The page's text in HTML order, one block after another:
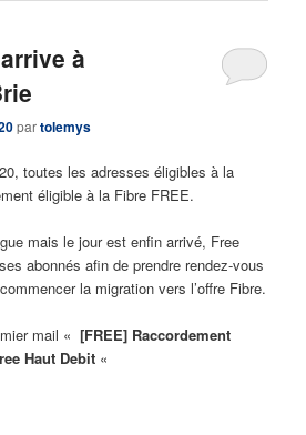
à
partolemys
toutes les adresses éligibles à la
éligible à la Fibre FREE.
mais le jour est enfin arrivé, Free
abonnés afin de prendre rendez-vous
la migration vers l’offre Fibre.
mail « [FREE] Raccordement
Haut Debit «